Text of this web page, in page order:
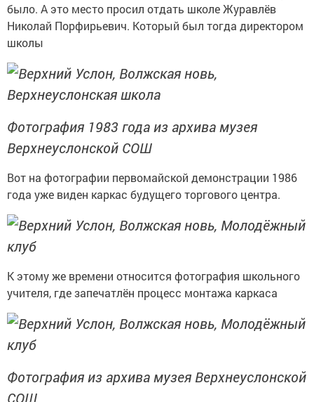
было. А это место просил отдать школе Журавлёв
Николай Порфирьевич. Который был тогда директором
школы
Фотография 1983 года из архива музея
Верхнеуслонской СОШ
Вот на фотографии первомайской демонстрации 1986
года уже виден каркас будущего торгового центра.
К этому же времени относится фотография школьного
учителя, где запечатлён процесс монтажа каркаса
Фотография из архива музея Верхнеуслонской
СОШ